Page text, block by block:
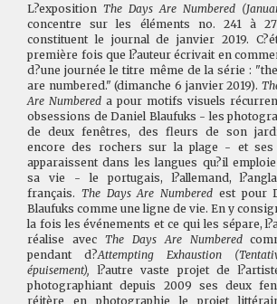
L?exposition The Days Are Numbered
concentre sur les éléments no. 241 à
constituent le journal de janvier 2019.
première fois que l?auteur écrivait en
d?une journée le titre même de la série :
are numbered." (dimanche 6 janvier 2019).
Are Numbered a pour motifs visuels
obsessions de Daniel Blaufuks - les
de deux fenêtres, des fleurs de son
encore des rochers sur la plage - et ses
apparaissent dans les langues qu?il
sa vie - le portugais, l?allemand,
français. The Days Are Numbered est pour
Blaufuks comme une ligne de vie. En y
la fois les événements et ce qui les sépare,
réalise avec The Days Are Numbered
pendant d?Attempting Exhaustion
épuisement), l?autre vaste projet de
photographiant depuis 2009 ses deux
réitère en photographie le projet